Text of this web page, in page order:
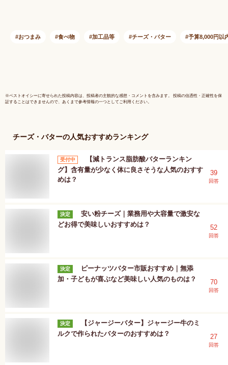
の日 父の
おつまみ 食べ物 加工品等 チーズ・バター 予算8,000円以
※ベストオイシーに寄せられた投稿内容は、投稿者の主観的な感想・コメントを含みます。 投稿の信憑性・正確性を保
証することはできませんので、あくまで参考情報の一つとしてご利用ください。
チーズ・バターの人気おすすめランキング
受付中
【減トランス脂肪酸バターランキン
グ】含有量が少なく体に良さそうな人気のおすす
めは？
39
回答
決定
安い粉チーズ｜業務用や大容量で激安な
どお得で美味しいおすすめは？
52
回答
決定
ピーナッツバター市販おすすめ｜無添
加・子どもが喜ぶなど美味しい人気のものは？
70
回答
決定
【ジャージーバター】ジャージー牛のミ
ルクで作られたバターのおすすめは？
27
回答